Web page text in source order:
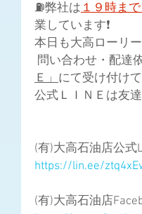
⛽弊社は １９時ま
業しています❗
本日も大高ローリ
問い合わせ・配達
Ｅ」 にて受け付けて
公式ＬＩＮＥは友
(有)大高石油店公式
https://lin.ee/
(有)大高石油店